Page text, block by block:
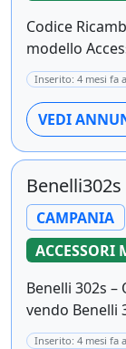
Codice
modello
Inserito: 4 mesi fa
VEDI
Benelli302s
CAMPANIA
ACCESSORI
Benelli 302s
vendo Benelli
Inserito: 4 mesi fa